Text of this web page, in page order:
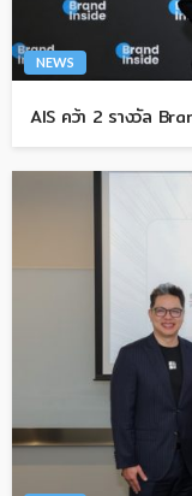
NEWS
AIS คว้า 2 รางวัล